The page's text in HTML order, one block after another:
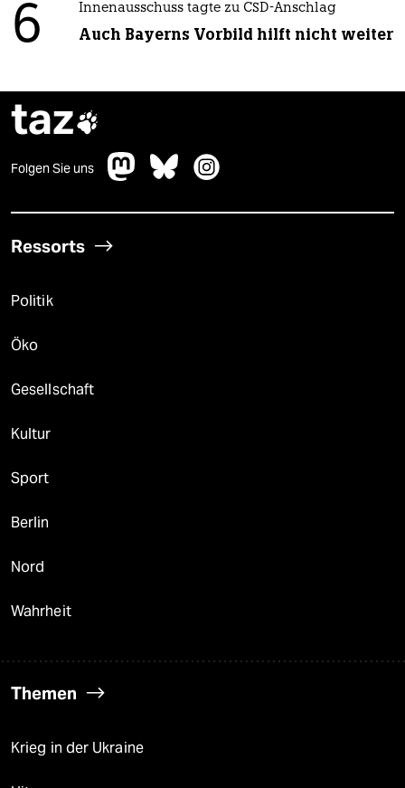
6 Innenausschuss tagte zu CSD-Anschlag
Auch Bayerns Vorbild hilft nicht weiter
taz
Folgen Sie uns
Ressorts
Politik
Öko
Gesellschaft
Kultur
Sport
Berlin
Nord
Wahrheit
Themen
Krieg in der Ukraine